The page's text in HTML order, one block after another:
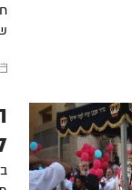
הרה"ח אברהם ישעיה
תשע"ו
מרת חוה בתאשוילי
מרת פייגל מקובצבקי